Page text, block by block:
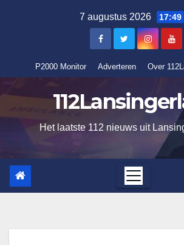
7 augustus 2026 17:49
P2000 Monitor Adverteren Over
Het laatste 112 nieuws uit